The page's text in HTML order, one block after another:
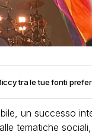
tra le tue fonti
un successo
tematiche sociali,